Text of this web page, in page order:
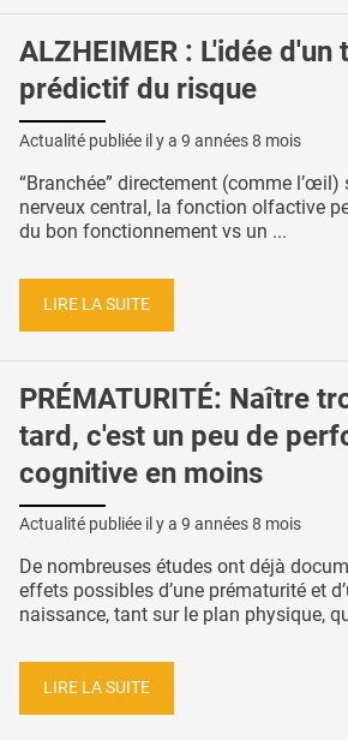
ALZHEIMER : L'idée
prédictif du risque
Actualité publiée il y a 9 années 8 mois
“Branchée” directement (comme l’œil)
nerveux central, la fonction olfactive
du bon fonctionnement vs un ...
LIRE LA SUITE
PRÉMATURITÉ: Naître
tard, c'est un peu de
cognitive en moins
Actualité publiée il y a 9 années 8 mois
De nombreuses études ont déjà
effets possibles d’une prématurité et
naissance, tant sur le plan physique,
LIRE LA SUITE